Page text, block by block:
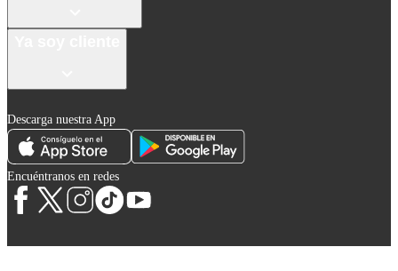
Descarga nuestra App
Encuéntranos en redes